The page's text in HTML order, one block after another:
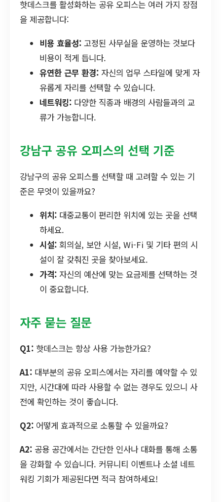
핫데스크를 활성화하는 공유 오피스는 여러 가지 장점
을 제공합니다:
비용 효율성: 고정된 사무실을 운영하는 것보다
비용이 적게 듭니다.
유연한 근무 환경: 자신의 업무 스타일에 맞게 자
유롭게 자리를 선택할 수 있습니다.
네트워킹: 다양한 직종과 배경의 사람들과의 교
류가 가능합니다.
강남구 공유 오피스의 선택 기준
강남구의 공유 오피스를 선택할 때 고려할 수 있는 기
준은 무엇이 있을까요?
위치: 대중교통이 편리한 위치에 있는 곳을 선택
하세요.
시설: 회의실, 보안 시설, Wi-Fi 및 기타 편의 시
설이 잘 갖춰진 곳을 찾아보세요.
가격: 자신의 예산에 맞는 요금제를 선택하는 것
이 중요합니다.
자주 묻는 질문
Q1: 핫데스크는 항상 사용 가능한가요?
A1: 대부분의 공유 오피스에서는 자리를 예약할 수 있
지만, 시간대에 따라 사용할 수 없는 경우도 있으니 사
전에 확인하는 것이 좋습니다.
Q2: 어떻게 효과적으로 소통할 수 있을까요?
A2: 공용 공간에서는 간단한 인사나 대화를 통해 소통
을 강화할 수 있습니다. 커뮤니티 이벤트나 소셜 네트
워킹 기회가 제공된다면 적극 참여하세요!